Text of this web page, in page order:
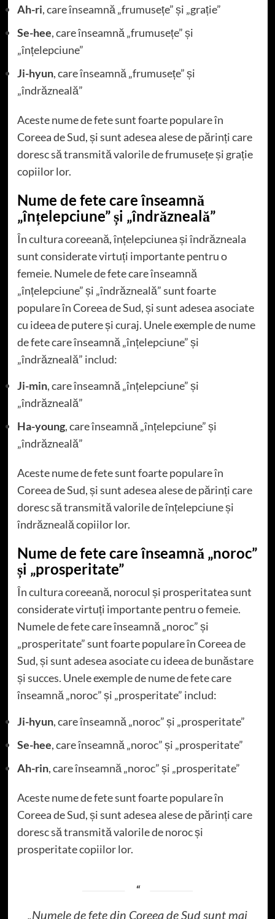
Ah-ri, care înseamnă „frumusețe” și „grație”
Se-hee, care înseamnă „frumusețe” și
„înțelepciune”
Ji-hyun, care înseamnă „frumusețe” și
„îndrăzneală”
Aceste nume de fete sunt foarte populare în
Coreea de Sud, și sunt adesea alese de părinți care
doresc să transmită valorile de frumusețe și grație
copiilor lor.
Nume de fete care înseamnă
„înțelepciune” și „îndrăzneală”
În cultura coreeană, înțelepciunea și îndrăzneala
sunt considerate virtuți importante pentru o
femeie. Numele de fete care înseamnă
„înțelepciune” și „îndrăzneală” sunt foarte
populare în Coreea de Sud, și sunt adesea asociate
cu ideea de putere și curaj. Unele exemple de nume
de fete care înseamnă „înțelepciune” și
„îndrăzneală” includ:
Ji-min, care înseamnă „înțelepciune” și
„îndrăzneală”
Ha-young, care înseamnă „înțelepciune” și
„îndrăzneală”
Aceste nume de fete sunt foarte populare în
Coreea de Sud, și sunt adesea alese de părinți care
doresc să transmită valorile de înțelepciune și
îndrăzneală copiilor lor.
Nume de fete care înseamnă „noroc”
și „prosperitate”
În cultura coreeană, norocul și prosperitatea sunt
considerate virtuți importante pentru o femeie.
Numele de fete care înseamnă „noroc” și
„prosperitate” sunt foarte populare în Coreea de
Sud, și sunt adesea asociate cu ideea de bunăstare
și succes. Unele exemple de nume de fete care
înseamnă „noroc” și „prosperitate” includ:
Ji-hyun, care înseamnă „noroc” și „prosperitate”
Se-hee, care înseamnă „noroc” și „prosperitate”
Ah-rin, care înseamnă „noroc” și „prosperitate”
Aceste nume de fete sunt foarte populare în
Coreea de Sud, și sunt adesea alese de părinți care
doresc să transmită valorile de noroc și
prosperitate copiilor lor.
„Numele de fete din Coreea de Sud sunt mai